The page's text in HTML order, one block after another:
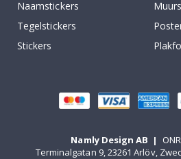
Naamstickers
Tegelstickers
Stickers
Namly Design AB |
Terminalgatan 9, 23261 Arlöv,